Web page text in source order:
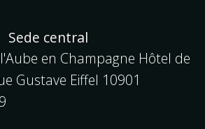
Sede central
en Champagne Hôtel de
Gustave Eiffel 10901